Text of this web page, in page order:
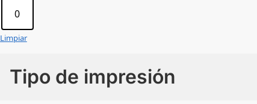
0
Limpiar
Tipo de impresión